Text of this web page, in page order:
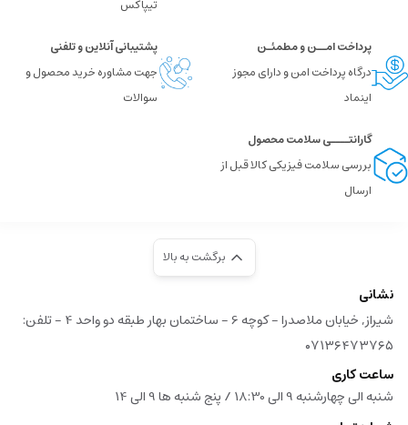
تیپاکس
پرداخت امــن و مطمئـن
درگاه پرداخت امن و دارای مجوز
اینماد
پشتیبانی آنلاین و تلفنی
جهت مشاوره خرید محصول و
سوالات
گارانتــــی سلامت محصول
بررسی سلامت فیزیکی کالا قبل از
ارسال
برگشت به بالا
نشانی
شیراز, خیابان ملاصدرا - کوچه 6 - ساختمان بهار طبقه دو واحد 4 - تلفن:
۰۷۱۳۶۴۷۳۷۶۵
ساعت کاری
شنبه الی چهارشنبه 9 الی 18:30 / پنج شنبه ها 9 الی 14